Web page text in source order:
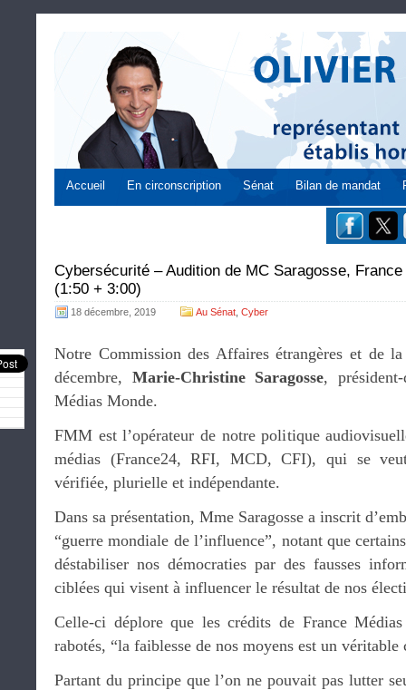
Accueil En circonscription Sénat Bilan de mandat
Cybersécurité – Audition de MC Saragosse,
(1:50 + 3:00)
18 décembre, 2019 Au Sénat Cyber
Notre Commission des Affaires étrangères et de
décembre, Marie-Christine Saragosse,
Médias Monde.
FMM est l’opérateur de notre politique
médias (France24, RFI, MCD, CFI), qui se
vérifiée, plurielle et indépendante.
Dans sa présentation, Mme Saragosse a inscrit
“guerre mondiale de l’influence”, notant que
déstabiliser nos démocraties par des fausses
ciblées qui visent à influencer le résultat de nos
Celle-ci déplore que les crédits de France
rabotés, “la faiblesse de nos moyens est un véritable
Partant du principe que l’on ne pouvait pas lutter